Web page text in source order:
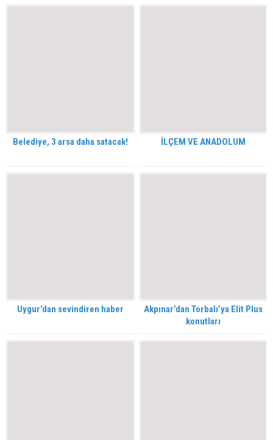
Belediye, 3 arsa daha satacak! İLÇEM VE ANADOLUM
Uygur’dan sevindiren haber
Akpınar’dan Torbalı’ya Elit Plus
konutları